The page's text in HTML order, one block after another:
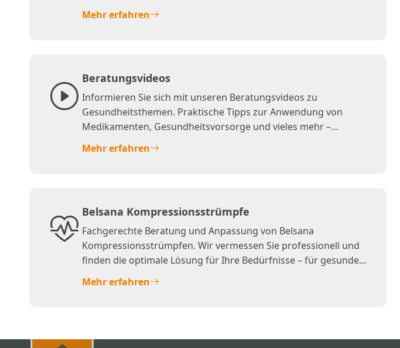
Mehr erfahren
Beratungsvideos
Informieren Sie sich mit unseren Beratungsvideos zu
Gesundheitsthemen. Praktische Tipps zur Anwendung von
Medikamenten, Gesundheitsvorsorge und vieles mehr –
Mehr erfahren
Belsana Kompressionsstrümpfe
Fachgerechte Beratung und Anpassung von Belsana
Kompressionsstrümpfen. Wir vermessen Sie professionell und
finden die optimale Lösung für Ihre Bedürfnisse – für gesunde
Mehr erfahren